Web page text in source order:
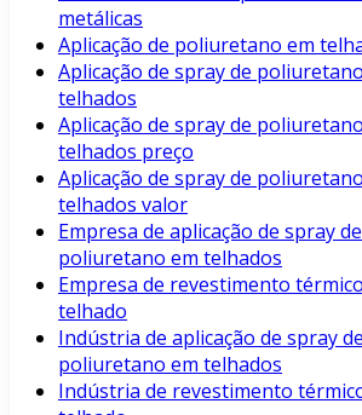
metálicas
Aplicação de poliuretano em
Aplicação de spray de
telhados
Aplicação de spray de
telhados preço
Aplicação de spray de
telhados valor
Empresa de aplicação de spray de
poliuretano em telhados
Empresa de revestimento
telhado
Indústria de aplicação de spray de
poliuretano em telhados
Indústria de revestimento